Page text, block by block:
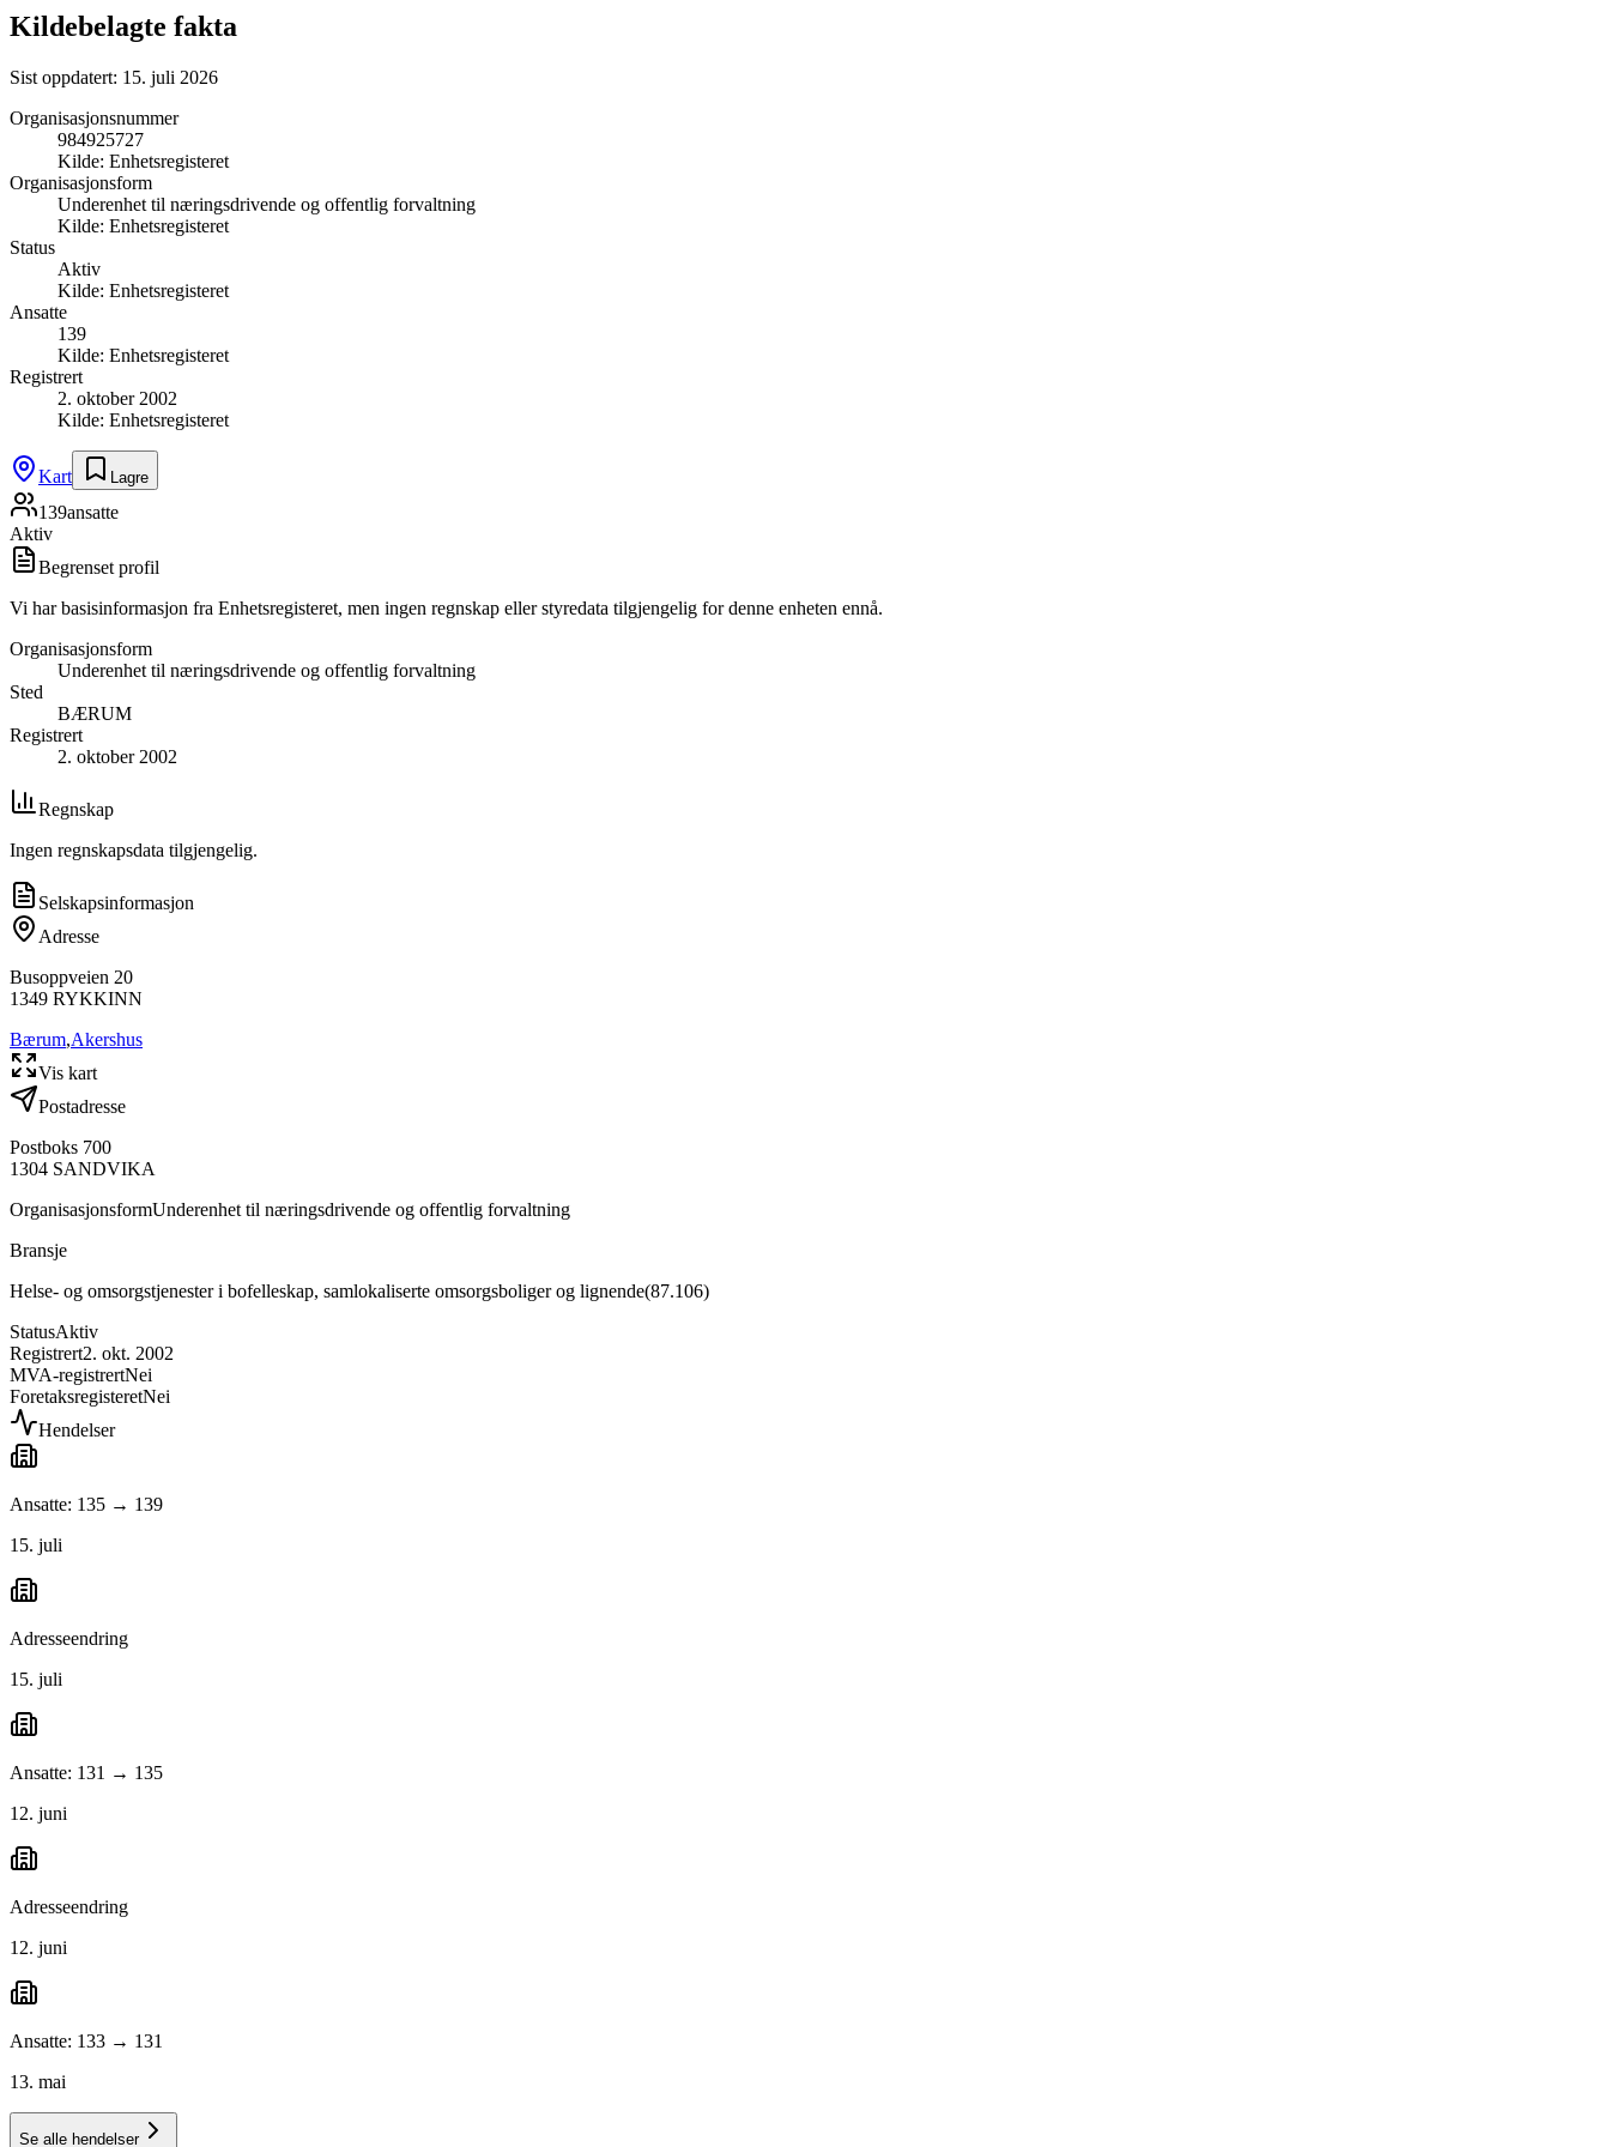
Kildebelagte fakta
Sist oppdatert: 15. juli 2026
Organisasjonsnummer
984925727
Kilde: Enhetsregisteret
Organisasjonsform
Underenhet til næringsdrivende og offentlig forvaltning
Kilde: Enhetsregisteret
Status
Aktiv
Kilde: Enhetsregisteret
Ansatte
139
Kilde: Enhetsregisteret
Registrert
2. oktober 2002
Kilde: Enhetsregisteret
Kart Lagre
139ansatte
Aktiv
Begrenset profil
Vi har basisinformasjon fra Enhetsregisteret, men ingen regnskap eller styredata tilgjengelig for denne enheten ennå.
Organisasjonsform
Underenhet til næringsdrivende og offentlig forvaltning
Sted
BÆRUM
Registrert
2. oktober 2002
Regnskap
Ingen regnskapsdata tilgjengelig.
Selskapsinformasjon
Adresse
Busoppveien 20
1349 RYKKINN
Bærum,Akershus
Vis kart
Postadresse
Postboks 700
1304 SANDVIKA
OrganisasjonsformUnderenhet til næringsdrivende og offentlig forvaltning
Bransje
Helse- og omsorgstjenester i bofelleskap, samlokaliserte omsorgsboliger og lignende(87.106)
StatusAktiv
Registrert2. okt. 2002
MVA-registrertNei
ForetaksregisteretNei
Hendelser
Ansatte: 135 → 139
15. juli
Adresseendring
15. juli
Ansatte: 131 → 135
12. juni
Adresseendring
12. juni
Ansatte: 133 → 131
13. mai
Se alle hendelser